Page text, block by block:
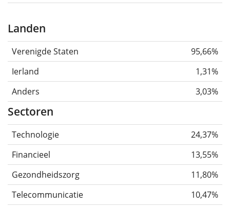
Landen
Verenigde Staten
95,66%
Ierland
1,31%
Anders
3,03%
Sectoren
Technologie
24,37%
Financieel
13,55%
Gezondheidszorg
11,80%
Telecommunicatie
10,47%